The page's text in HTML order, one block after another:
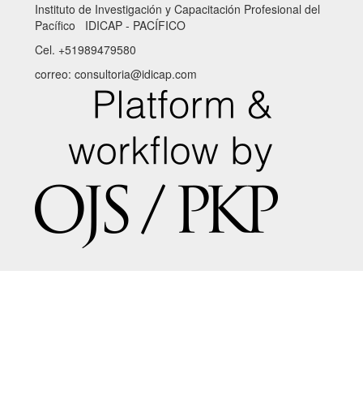
Instituto de Investigación y Capacitación Profesional del
Pacífico IDICAP - PACÍFICO
Cel. +51989479580
correo: consultoria@idicap.com